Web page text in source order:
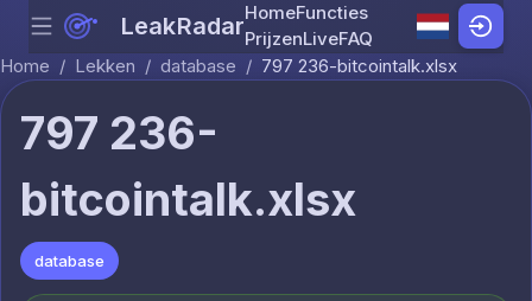
Skip to content
Menu LeakRadarHomeFuncties
PrijzenLiveFAQ
Home / Lekken / database / 797 236-bitcointalk.xlsx
797 236-
bitcointalk.xlsx
database